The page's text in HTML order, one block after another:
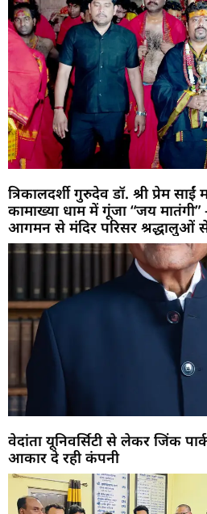
त्रिकालदर्शी गुरुदेव डॉ. श्री प्रेम साईं
कामाख्या धाम में गूंजा “जय
आगमन से मंदिर परिसर श्रद्धालुओं
वेदांता यूनिवर्सिटी से लेकर जिंक
आकार दे रही कंपनी